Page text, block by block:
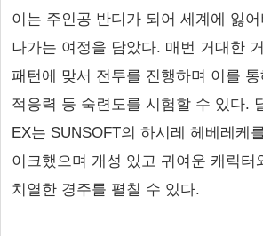
이는 주인공 반디가 되어 세계에 잃
나가는 여정을 담았다. 매번 거대한
패턴에 맞서 전투를 진행하며 이를
적응력 등 숙련도를 시험할 수 있다.
EX는 SUNSOFT의 하시레 헤베레케
이크했으며 개성 있고 귀여운 캐릭터
치열한 경주를 펼칠 수 있다.